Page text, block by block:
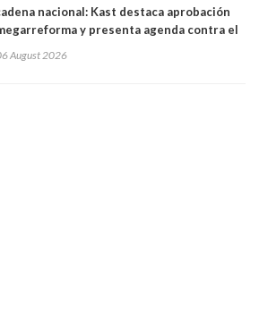
nacional: Kast destaca aprobación
y presenta agenda contra el
August 2026